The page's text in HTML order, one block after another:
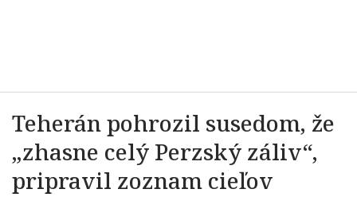
Teherán pohrozil susedom, že
„zhasne celý Perzský záliv“,
pripravil zoznam cieľov